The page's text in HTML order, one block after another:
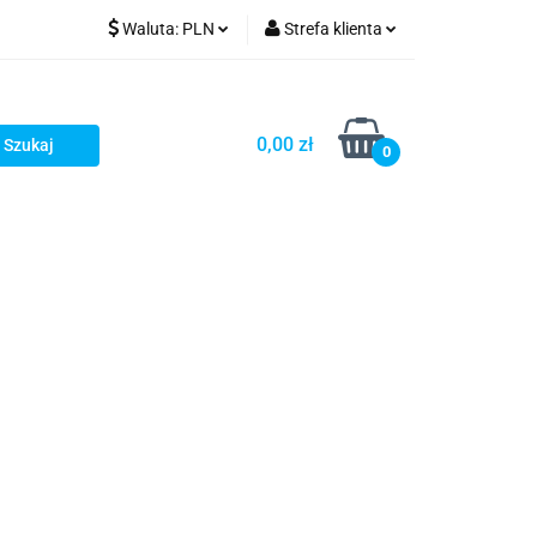
Waluta: PLN Strefa klienta
Zarejestruj się
Dodaj zgłoszenie
0,00 zł 0